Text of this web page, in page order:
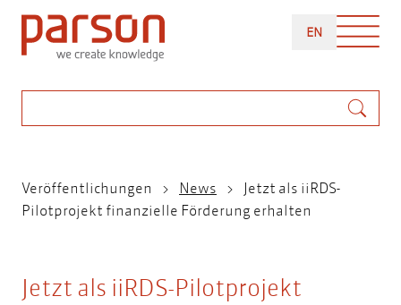
Direkt
zum
Inhalt
ENENGLISH
Pfadnavigation
Veröffentlichungen News
Jetzt als iiRDS-
Pilotprojekt finanzielle Förderung erhalten
Jetzt als iiRDS-Pilotprojekt